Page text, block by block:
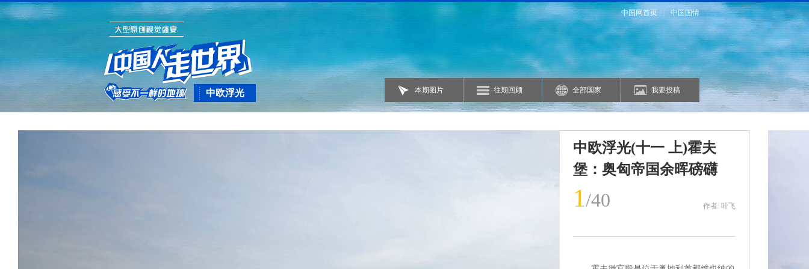
中欧浮光
（十一下）霍
夫堡：奥匈帝
中国网首页 中国国情
本期图片 往期回顾 全部国家 我要投稿
中欧浮光(十一 上)霍夫
堡：奥匈帝国余晖磅礴
1/40 作者: 叶飞